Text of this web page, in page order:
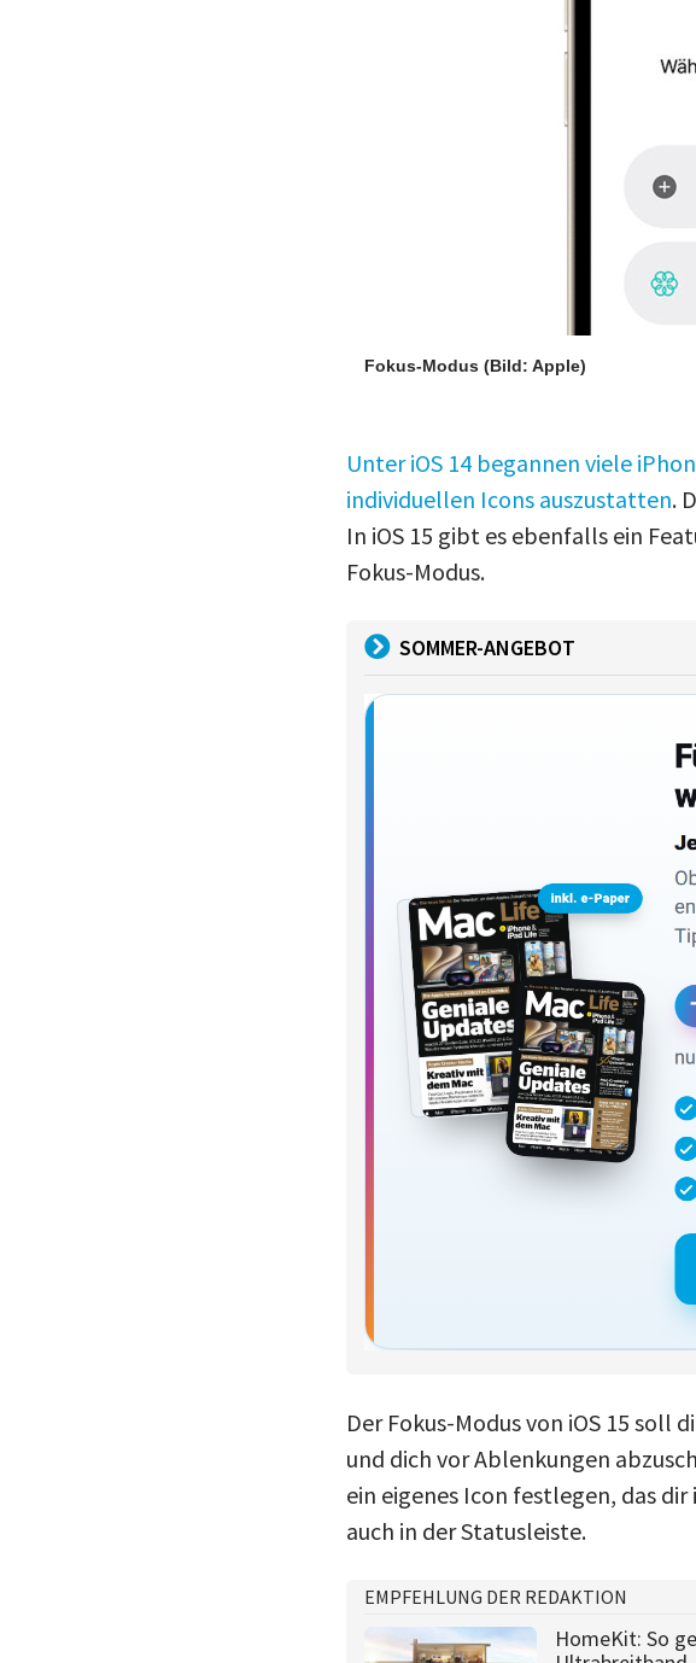
Fokus-Modus (Bild: Apple)
Unter iOS 14 begannen viele
individuellen Icons auszustatten.
In iOS 15 gibt es ebenfalls ein
Fokus-Modus.
SOMMER-ANGEBOT
Der Fokus-Modus von iOS 15 soll
und dich vor Ablenkungen
ein eigenes Icon festlegen, das
auch in der Statusleiste.
EMPFEHLUNG DER REDAKTION
HomeKit: So